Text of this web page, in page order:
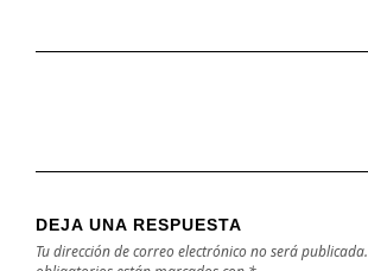
DEJA UNA RESPUESTA
Tu dirección de correo electrónico no será publicada.